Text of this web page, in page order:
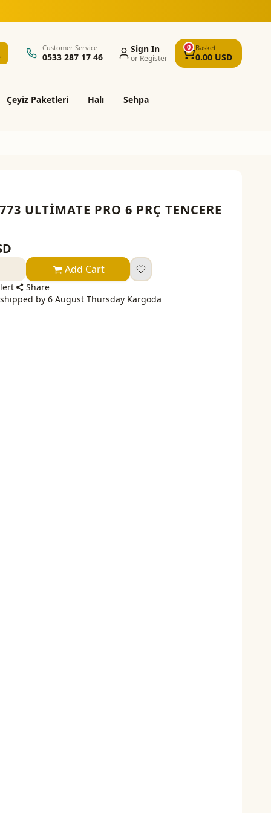
kargo ve montaj
Customer Service
0533 287 17 46
Sign In
or Register
0 Basket
0.00USD
Çeyi̇z Paketleri̇ Halı Sehpa
ULTİMATE PRO 6 PRÇ TENCERE
Add Cart
Share
by 6 August Thursday Kargoda